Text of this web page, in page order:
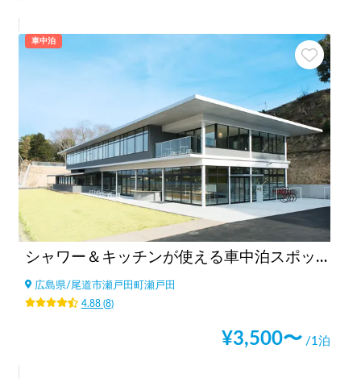
車中泊
シャワー＆キッチンが使える車中泊スポットBONAPOOL
広島県/尾道市瀬戸田町瀬戸田
4.88(8)
¥3,500〜 /1泊